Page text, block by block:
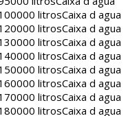
litrosCaixa d agua
litrosCaixa d agua
litrosCaixa d agua
litrosCaixa d agua
litrosCaixa d agua
litrosCaixa d agua
litrosCaixa d agua
litrosCaixa d agua